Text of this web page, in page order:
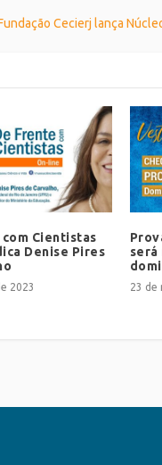
Cecierj lança
Cientistas
Denise Pires
2023
será
23 de